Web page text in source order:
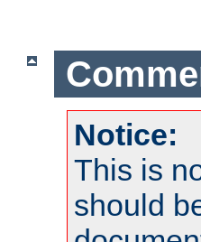
Notice:
This is
should